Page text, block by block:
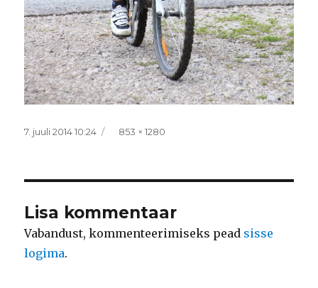
Postitatud
7. juuli 2014 10:24 Täissuurus
853 × 1280
Lisa kommentaar
Vabandust, kommenteerimiseks pead sisse
logima.